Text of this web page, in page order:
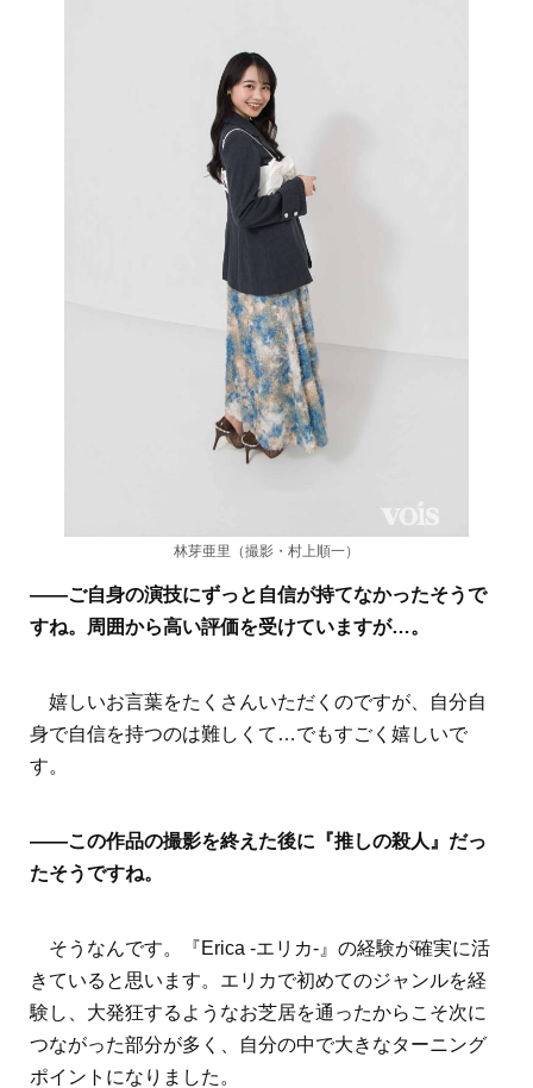
林芽亜里（撮影・村上順一）
――ご自身の演技にずっと自信が持てなかったそうで
すね。周囲から高い評価を受けていますが…。
嬉しいお言葉をたくさんいただくのですが、自分自
身で自信を持つのは難しくて…でもすごく嬉しいで
す。
――この作品の撮影を終えた後に『推しの殺人』だっ
たそうですね。
そうなんです。『Erica -エリカ-』の経験が確実に活
きていると思います。エリカで初めてのジャンルを経
験し、大発狂するようなお芝居を通ったからこそ次に
つながった部分が多く、自分の中で大きなターニング
ポイントになりました。